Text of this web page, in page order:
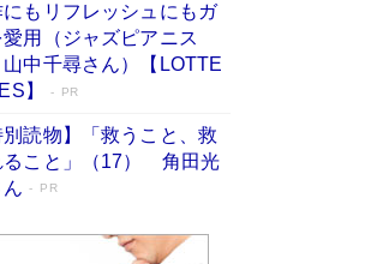
出［新書ベストセラー］
にもリフレッシュにもガ
愛用（ジャズピアニス
中千尋さん）【LOTTE
】
PR
別読物】「救うこと、救
ること」（17） 角田光
PR